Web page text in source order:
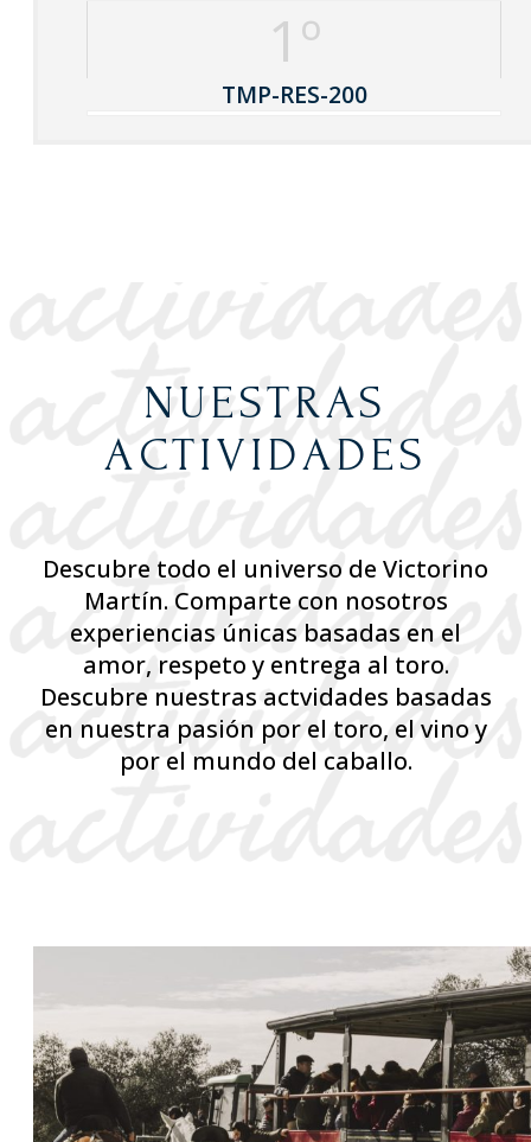
1º
TMP-RES-200
NUESTRAS
ACTIVIDADES
Descubre todo el universo de Victorino
Martín. Comparte con nosotros
experiencias únicas basadas en el
amor, respeto y entrega al toro.
Descubre nuestras actvidades basadas
en nuestra pasión por el toro, el vino y
por el mundo del caballo.